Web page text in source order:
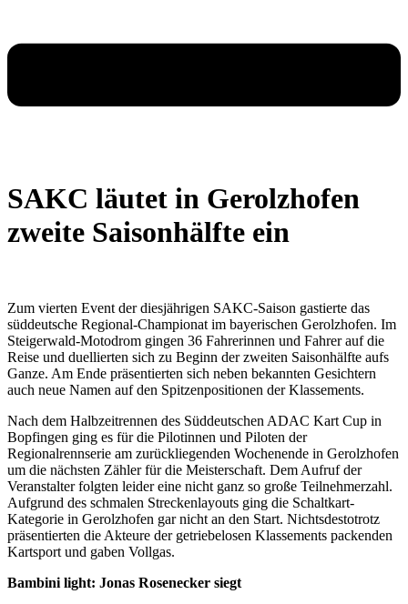
SAKC läutet in Gerolzhofen
zweite Saisonhälfte ein
Zum vierten Event der diesjährigen SAKC-Saison gastierte das
süddeutsche Regional-Championat im bayerischen Gerolzhofen. Im
Steigerwald-Motodrom gingen 36 Fahrerinnen und Fahrer auf die
Reise und duellierten sich zu Beginn der zweiten Saisonhälfte aufs
Ganze. Am Ende präsentierten sich neben bekannten Gesichtern
auch neue Namen auf den Spitzenpositionen der Klassements.
Nach dem Halbzeitrennen des Süddeutschen ADAC Kart Cup in
Bopfingen ging es für die Pilotinnen und Piloten der
Regionalrennserie am zurückliegenden Wochenende in Gerolzhofen
um die nächsten Zähler für die Meisterschaft. Dem Aufruf der
Veranstalter folgten leider eine nicht ganz so große Teilnehmerzahl.
Aufgrund des schmalen Streckenlayouts ging die Schaltkart-
Kategorie in Gerolzhofen gar nicht an den Start. Nichtsdestotrotz
präsentierten die Akteure der getriebelosen Klassements packenden
Kartsport und gaben Vollgas.
Bambini light: Jonas Rosenecker siegt